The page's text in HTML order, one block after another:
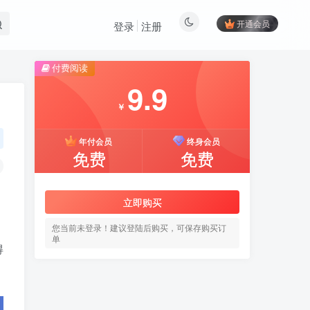
开通会员
登录 注册
付费阅读
￥ 9.9
年付会员
免费
终身会员
免费
立即购买
您当前未登录！建议登陆后购买，可保存购买订
单